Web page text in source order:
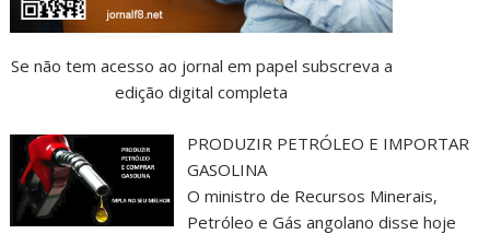
Se não tem acesso ao jornal em papel subscreva a
edição digital completa
PRODUZIR PETRÓLEO E IMPORTAR
GASOLINA
O ministro de Recursos Minerais,
Petróleo e Gás angolano disse hoje